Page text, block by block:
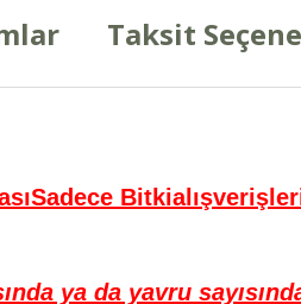
Taksit
Sadece Bitki
ya da yavru